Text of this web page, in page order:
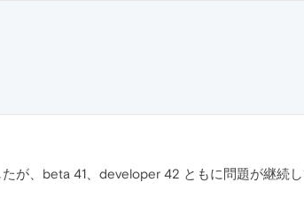
が、beta 41、developer 42 ともに問題が継続し